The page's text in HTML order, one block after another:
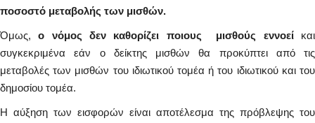
ποσοστό μεταβολής των μισθών.
Όμως,ο νόμος δεν καθορίζει ποιους μισθούς εννοείκαι
συγκεκριμένα εάν ο δείκτης μισθών θα προκύπτει από τις
μεταβολές των μισθών του ιδιωτικού τομέα ή του ιδιωτικού και του
δημοσίου τομέα.
Η αύξηση των εισφορών είναι αποτέλεσμα της πρόβλεψης του